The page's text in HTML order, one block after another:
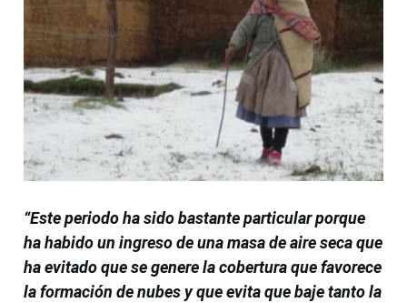
“Este periodo ha sido bastante particular porque
ha habido un ingreso de una masa de aire seca que
ha evitado que se genere la cobertura que favorece
la formación de nubes y que evita que baje tanto la